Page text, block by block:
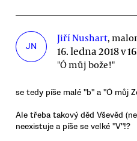
JN
Jiří Nushart,
16. ledna 2018 v
"Ó můj bože!"
se tedy píše malé "b" a "Ó můj
Ale třeba takový děd Vševěd
neexistuje a píše se velké "V"!?